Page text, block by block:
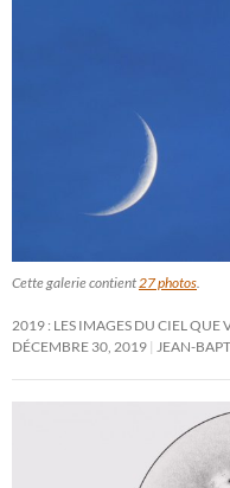
Cette galerie contient27 photos.
2019 : LES IMAGES DU CIEL QUE
DÉCEMBRE 30, 2019 JEAN-